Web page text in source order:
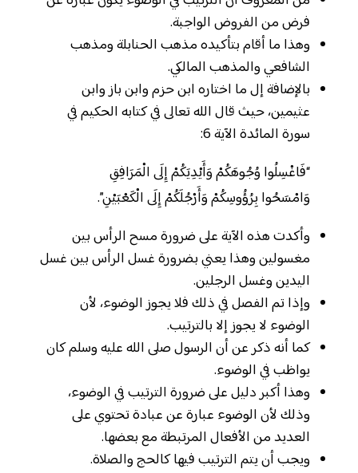
فرض من الفروض الواجبة.
وهذا ما أقام بتأكيده مذهب الحنابلة ومذهب
الشافعي والمذهب المالكي.
بالإضافة إل ما اختاره ابن حزم وابن باز وابن
عثيمين، حيث قال الله تعالى في كتابه الحكيم في
سورة المائدة الآية 6:
“فَاغْسِلُوا وُجُوهَكُمْ وَأَيْدِيَكُمْ إِلَى الْمَرَافِقِ
وَامْسَحُوا بِرُؤُوسِكُمْ وَأَرْجُلَكُمْ إِلَى الْكَعْبَيْنِ”.
وأكدت هذه الآية على ضرورة مسح الرأس بين
مغسولين وهذا يعني بضرورة غسل الرأس بين غسل
اليدين وغسل الرجلين.
وإذا تم الفصل في ذلك فلا يجوز الوضوء، لأن
الوضوء لا يجوز إلا بالترتيب.
كما أنه ذكر عن أن الرسول صلى الله عليه وسلم كان
يواظب في الوضوء.
وهذا أكبر دليل على ضرورة الترتيب في الوضوء،
وذلك لأن الوضوء عبارة عن عبادة تحتوي على
العديد من الأفعال المرتبطة مع بعضها.
ويجب أن يتم الترتيب فيها كالحج والصلاة.